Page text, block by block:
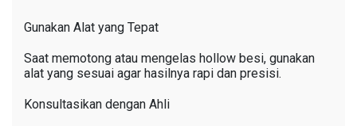
Gunakan Alat yang Tepat
Saat memotong atau mengelas hollow besi, gunakan
alat yang sesuai agar hasilnya rapi dan presisi.
Konsultasikan dengan Ahli